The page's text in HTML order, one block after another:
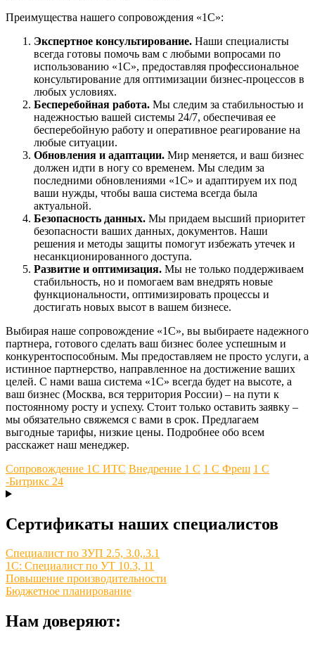
Преимущества нашего сопровождения «1С»:
Экспертное консультирование. Наши специалисты
всегда готовы помочь вам с любыми вопросами по
использованию «1С», предоставляя профессиональное
консультирование для оптимизации бизнес-процессов в
любых условиях.
Бесперебойная работа. Мы следим за стабильностью и
надежностью вашей системы 24/7, обеспечивая ее
бесперебойную работу и оперативное реагирование на
любые ситуации.
Обновления и адаптации. Мир меняется, и ваш бизнес
должен идти в ногу со временем. Мы следим за
последними обновлениями «1С» и адаптируем их под
ваши нужды, чтобы ваша система всегда была
актуальной.
Безопасность данных. Мы придаем высший приоритет
безопасности ваших данных, документов. Наши
решения и методы защиты помогут избежать утечек и
несанкционированного доступа.
Развитие и оптимизация. Мы не только поддерживаем
стабильность, но и помогаем вам внедрять новые
функциональности, оптимизировать процессы и
достигать новых высот в вашем бизнесе.
Выбирая наше сопровождение «1С», вы выбираете надежного
партнера, готового сделать ваш бизнес более успешным и
конкурентоспособным. Мы предоставляем не просто услуги, а
истинное партнерство, направленное на достижение ваших
целей. С нами ваша система «1С» всегда будет на высоте, а
ваш бизнес (Москва, вся территория России) – на пути к
постоянному росту и успеху. Стоит только оставить заявку –
мы обязательно свяжемся с вами в срок. Предлагаем
выгодные тарифы, низкие цены. Подробнее обо всем
расскажет наш менеджер.
Сопровождение 1С ИТС Внедрение 1 С 1 С Фреш 1 С
-Битрикс 24
Сертификаты наших специалистов
Специалист по ЗУП 2.5, 3.0,.3.1
1С: Специалист по УТ 10.3, 11
Повышение производительности
Бюджетное планирование
Нам доверяют: